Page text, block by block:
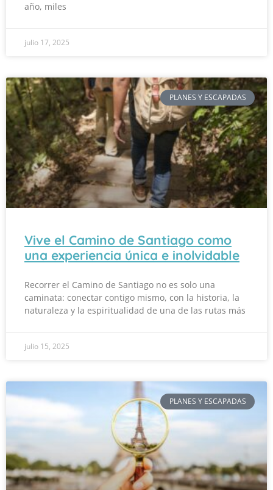
año, miles
julio 17, 2025
PLANES Y ESCAPADAS
Vive el Camino de Santiago como
una experiencia única e inolvidable
Recorrer el Camino de Santiago no es solo una
caminata: conectar contigo mismo, con la historia, la
naturaleza y la espiritualidad de una de las rutas más
julio 15, 2025
PLANES Y ESCAPADAS